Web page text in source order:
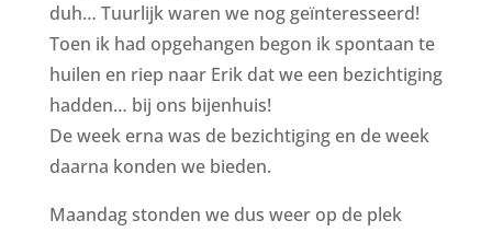
duh… Tuurlijk waren we nog geïnteresseerd!
Toen ik had opgehangen begon ik spontaan te
huilen en riep naar Erik dat we een bezichtiging
hadden… bij ons bijenhuis!
De week erna was de bezichtiging en de week
daarna konden we bieden.
Maandag stonden we dus weer op de plek